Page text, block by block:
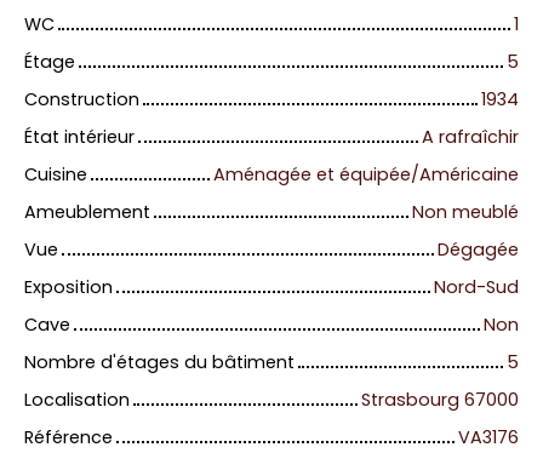
WC
1
Étage
5
Construction
1934
État intérieur
A rafraîchir
Cuisine
Aménagée et équipée/Américaine
Ameublement
Non meublé
Vue
Dégagée
Exposition
Nord-Sud
Cave
Non
Nombre d'étages du bâtiment
5
Localisation
Strasbourg 67000
Référence
VA3176